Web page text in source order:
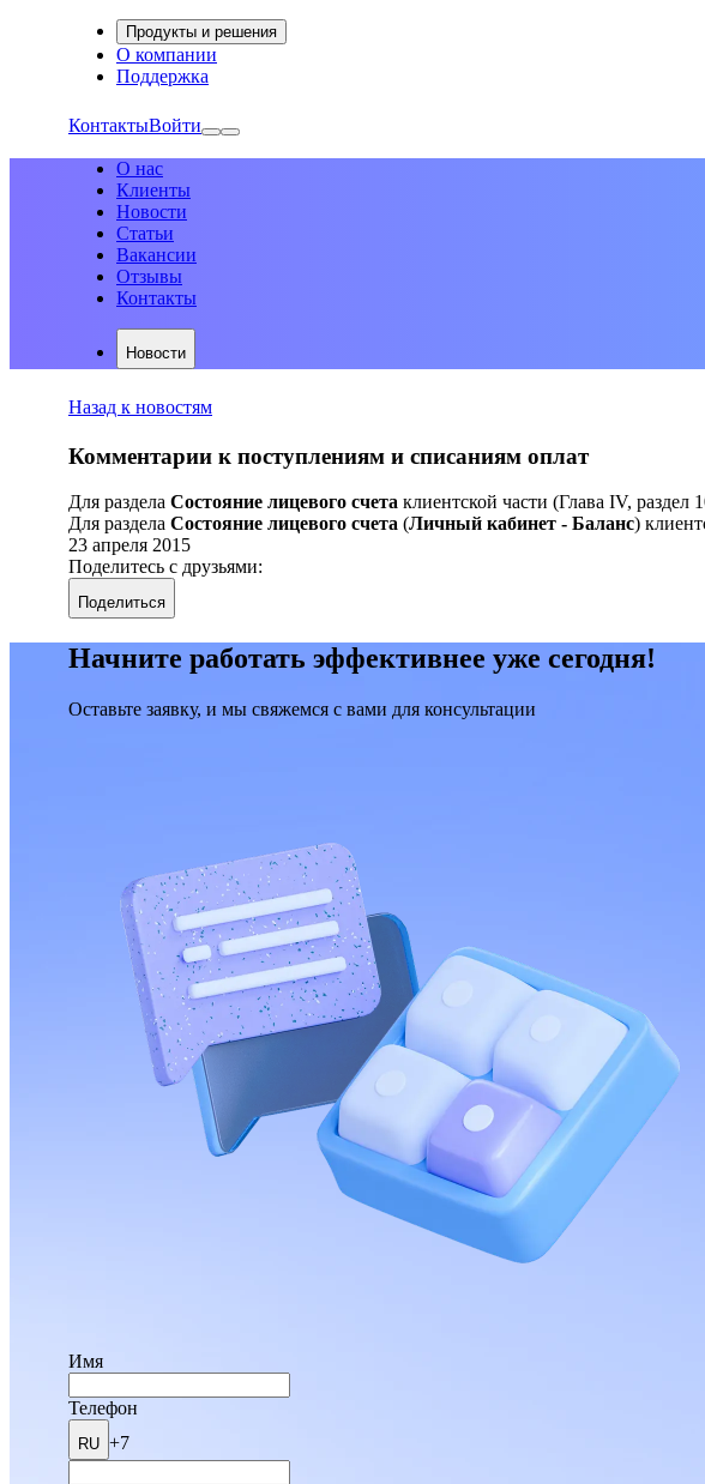
Продукты и решения
О компании
Поддержка
КонтактыВойти
О нас
Клиенты
Новости
Статьи
Вакансии
Отзывы
Контакты
Новости
Назад к новостям
Комментарии к поступлениям и списаниям оплат
Для раздела Состояние лицевого счета клиентской части (Глава IV,
Для раздела Состояние лицевого счета (Личный кабинет - Баланс)
23 апреля 2015
Поделитесь с друзьями:
Поделиться
Начните работать эффективнее уже сегодня!
Оставьте заявку, и мы свяжемся с вами для консультации
Имя
Телефон
RU +7